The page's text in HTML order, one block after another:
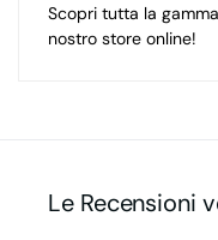
Scopri tutta la
nostro store online!
Le Recensioni